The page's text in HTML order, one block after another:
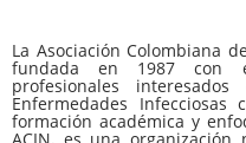
La Asociación Colombiana
fundada en 1987 con
profesionales
Enfermedades
formación académica y